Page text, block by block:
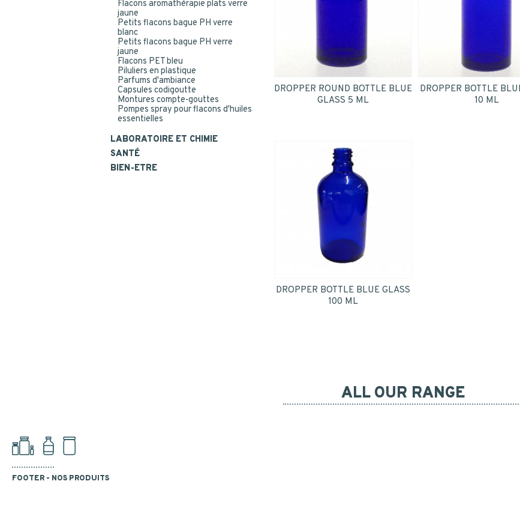
Flacons aromathérapie plats verre
jaune
Petits flacons bague PH verre
blanc
Petits flacons bague PH verre
jaune
Flacons PET bleu
Piluliers en plastique
Parfums d'ambiance
Capsules codigoutte
Montures compte-gouttes
Pompes spray pour flacons d'huiles
essentielles
LABORATOIRE ET CHIMIE
SANTÉ
BIEN-ETRE
DROPPER ROUND BOTTLE BLUE
GLASS 5 ML
DROPPER BOTTLE
10 ML
DROPPER BOTTLE BLUE GLASS
100 ML
ALL OUR RANGE
FOOTER - NOS PRODUITS